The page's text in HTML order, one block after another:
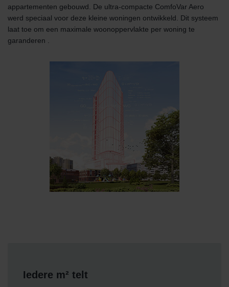
appartementen gebouwd. De ultra-compacte ComfoVar Aero
werd speciaal voor deze kleine woningen ontwikkeld. Dit systeem
laat toe om een maximale woonoppervlakte per woning te
garanderen .
Iedere m² telt